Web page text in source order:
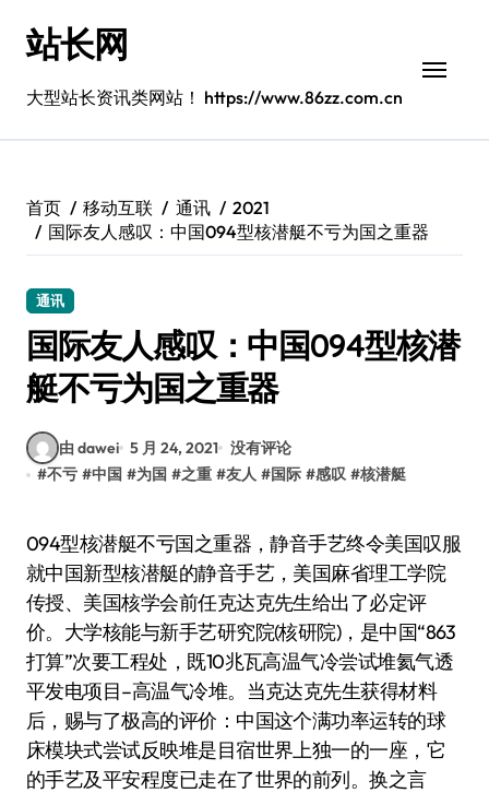
站长网
大型站长资讯类网站！ https://www.86zz.com.cn
首页 移动互联 通讯
2021
国际友人感叹：中国094型核潜艇不亏为国之重器
通讯
国际友人感叹：中国094型核潜
艇不亏为国之重器
由 dawei 5 月 24, 2021 没有评论
#不亏 #中国 #为国 #之重 #友人 #国际 #感叹 #核潜艇
094型核潜艇不亏国之重器，静音手艺终令美国叹服
就中国新型核潜艇的静音手艺，美国麻省理工学院
传授、美国核学会前任克达克先生给出了必定评
价。大学核能与新手艺研究院(核研院)，是中国“863
打算”次要工程处，既10兆瓦高温气冷尝试堆氦气透
平发电项目–高温气冷堆。当克达克先生获得材料
后，赐与了极高的评价：中国这个满功率运转的球
床模块式尝试反映堆是目宿世界上独一的一座，它
的手艺及平安程度已走在了世界的前列。换之言